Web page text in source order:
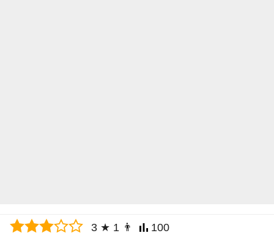
3 ★ 1 👨 100